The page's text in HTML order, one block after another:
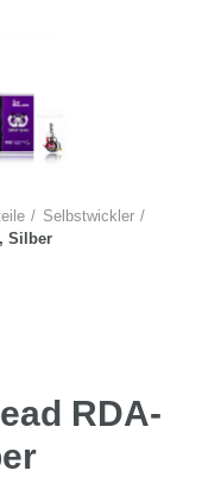
Selbstwickler
Silber
RDA-